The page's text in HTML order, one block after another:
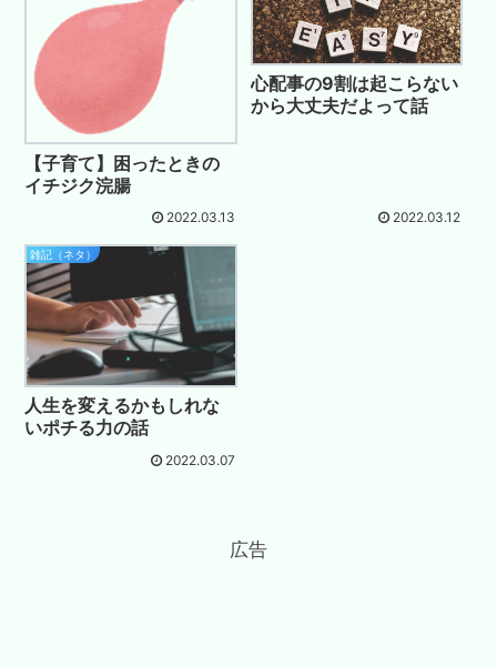
【子育て】困ったときの
イチジク浣腸
2022.03.13
心配事の9割は起こらない
から大丈夫だよって話
2022.03.12
雑記（ネタ）
人生を変えるかもしれな
いポチる力の話
2022.03.07
広告